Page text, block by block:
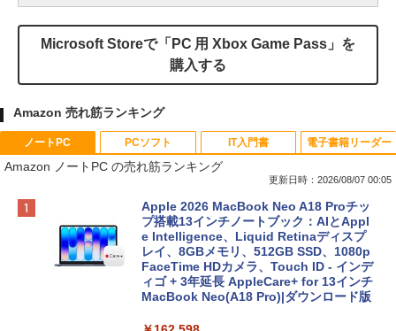
Microsoft Storeで「PC 用 Xbox Game Pass」を
購入する
Amazon 売れ筋ランキング
ノートPC
Amazon ノートPC の売れ筋ランキング
更新日時：2026/08/07 00:05
Apple 2026 MacBook Neo A18 Proチッ
プ搭載13インチノートブック：AIとAppl
e Intelligence、Liquid Retinaディスプ
レイ、8GBメモリ、512GB SSD、1080p
FaceTime HDカメラ、Touch ID - インデ
ィゴ + 3年延長 AppleCare+ for 13インチ
MacBook Neo(A18 Pro)|ダウンロード版
PCソフト IT入門書 電子書籍リーダー